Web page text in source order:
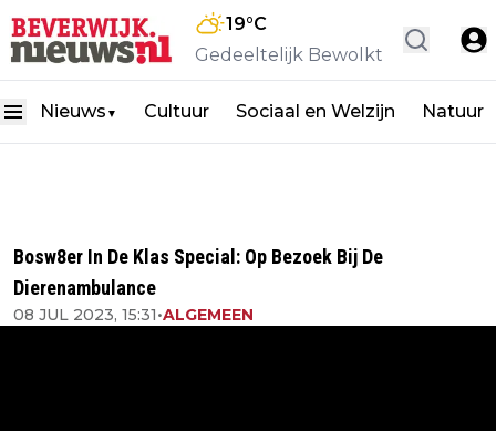
19°C
Gedeeltelijk Bewolkt
Nieuws ▼ Cultuur Sociaal en Welzijn Natuur
Bosw8er In De Klas Special: Op Bezoek Bij De
Dierenambulance
08 JUL 2023, 15:31•ALGEMEEN